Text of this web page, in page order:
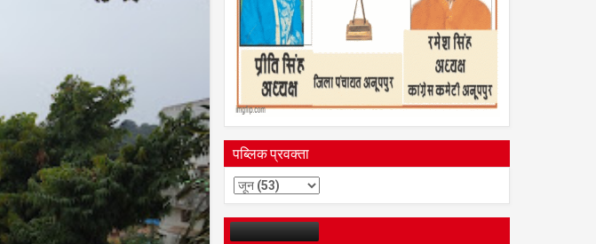
पब्लिक प्रवक्ता